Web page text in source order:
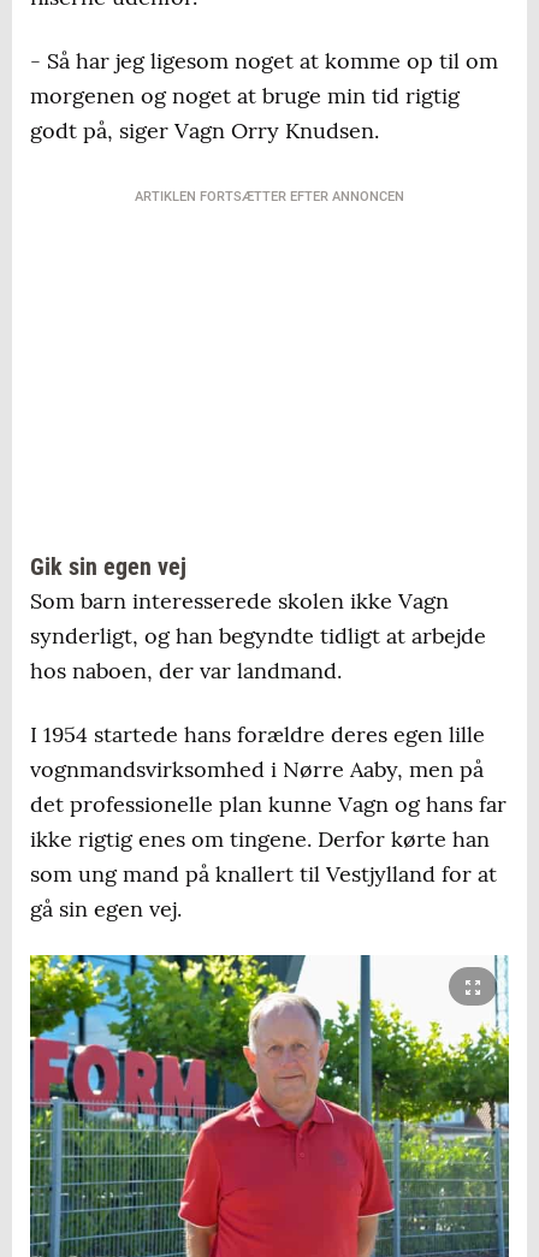
- Så har jeg ligesom noget at komme op til om
morgenen og noget at bruge min tid rigtig
godt på, siger Vagn Orry Knudsen.
ARTIKLEN FORTSÆTTER EFTER ANNONCEN
Gik sin egen vej
Som barn interesserede skolen ikke Vagn
synderligt, og han begyndte tidligt at arbejde
hos naboen, der var landmand.
I 1954 startede hans forældre deres egen lille
vognmandsvirksomhed i Nørre Aaby, men på
det professionelle plan kunne Vagn og hans far
ikke rigtig enes om tingene. Derfor kørte han
som ung mand på knallert til Vestjylland for at
gå sin egen vej.